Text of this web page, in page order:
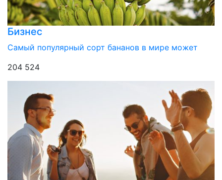
Бизнес
Самый популярный сорт бананов в мире может
204 524